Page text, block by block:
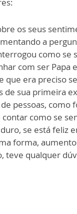
os seus
a
como se
com ser Papa
que era preciso
de sua primeira
pessoas, como
contar como se
se está feliz
forma,
teve qualquer